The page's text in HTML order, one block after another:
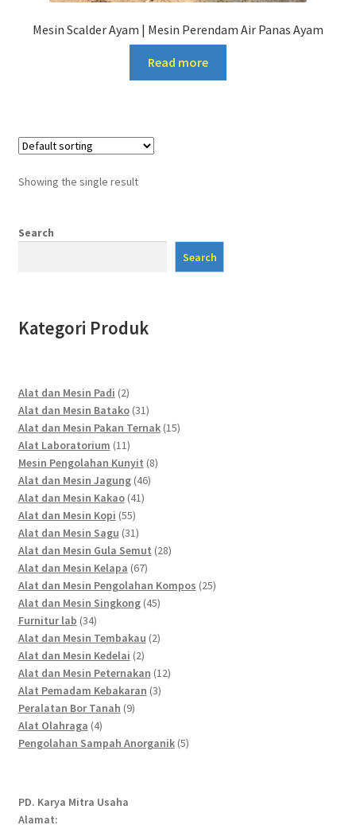
Mesin Scalder Ayam | Mesin Perendam Air Panas Ayam
Read more
Showing the single result
Search
Search
Kategori Produk
Alat dan Mesin Padi 22
products
Alat dan Mesin Batako 3131
products
Alat dan Mesin Pakan Ternak 1515
Alat Laboratorium 1111
products
Mesin Pengolahan Kunyit 88
Alat dan Mesin Jagung 4646
Alat dan Mesin Kakao 4141
Alat dan Mesin Kopi 5555
products
Alat dan Mesin Sagu 3131
products
Alat dan Mesin Gula Semut 2828
Alat dan Mesin Kelapa 6767
products
Alat dan Mesin Pengolahan Kompos 2525
Alat dan Mesin Singkong 4545
Furnitur lab 3434
products
Alat dan Mesin Tembakau 22
Alat dan Mesin Kedelai 22
products
Alat dan Mesin Peternakan 1212
Alat Pemadam Kebakaran 33
Peralatan Bor Tanah 99
Alat Olahraga 44
products
Pengolahan Sampah Anorganik 55
PD. Karya Mitra Usaha
Alamat: